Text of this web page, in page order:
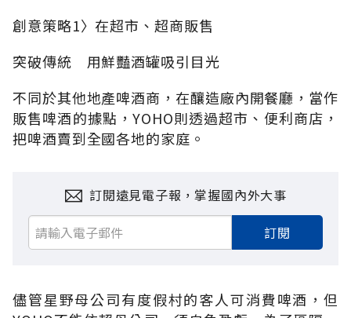
創意策略1〉在超市、超商販售
突破傳統 用鮮豔酒罐吸引目光
不同於其他地產啤酒商，在釀造廠內開餐廳，當作
販售啤酒的據點，YOHO則透過超市、便利商店，
把啤酒賣到全國各地的家庭。
訂閱遠見電子報，掌握國內外大事
訂閱
儘管星野母公司有度假村的客人可消費啤酒，但